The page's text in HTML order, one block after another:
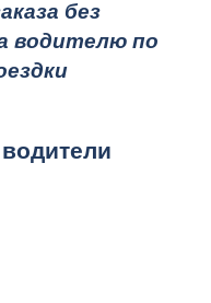
без
водителю по